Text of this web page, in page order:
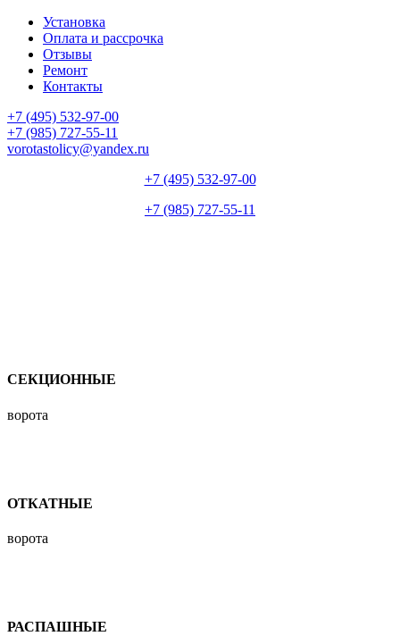
Установка
Оплата и рассрочка
Отзывы
Ремонт
Контакты
+7 (495) 532-97-00
+7 (985) 727-55-11
vorotastolicy@yandex.ru
+7 (495) 532-97-00
+7 (985) 727-55-11
СЕКЦИОННЫЕ
ворота
ОТКАТНЫЕ
ворота
РАСПАШНЫЕ